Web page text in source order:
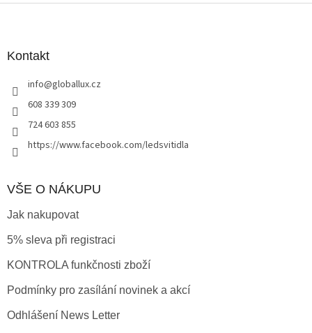
Kontakt
info@globallux.cz
608 339 309
724 603 855
https://www.facebook.com/ledsvitidla
VŠE O NÁKUPU
Jak nakupovat
5% sleva při registraci
KONTROLA funkčnosti zboží
Podmínky pro zasílání novinek a akcí
Odhlášení News Letter